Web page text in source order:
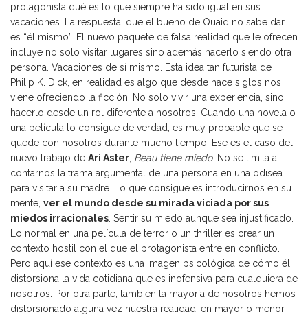
protagonista qué es lo que siempre ha sido igual en sus
vacaciones. La respuesta, que el bueno de Quaid no sabe dar,
es “él mismo”. El nuevo paquete de falsa realidad que le ofrecen
incluye no solo visitar lugares sino además hacerlo siendo otra
persona. Vacaciones de sí mismo. Esta idea tan futurista de
Philip K. Dick, en realidad es algo que desde hace siglos nos
viene ofreciendo la ficción. No solo vivir una experiencia, sino
hacerlo desde un rol diferente a nosotros. Cuando una novela o
una película lo consigue de verdad, es muy probable que se
quede con nosotros durante mucho tiempo. Ese es el caso del
nuevo trabajo de Ari Aster Beau tiene miedo. No se limita a
contarnos la trama argumental de una persona en una odisea
para visitar a su madre. Lo que consigue es introducirnos en su
mente, ver el mundo desde su mirada viciada por sus
miedos irracionales . Sentir su miedo aunque sea injustificado.
Lo normal en una película de terror o un thriller es crear un
contexto hostil con el que el protagonista entre en conflicto.
Pero aquí ese contexto es una imagen psicológica de cómo él
distorsiona la vida cotidiana que es inofensiva para cualquiera de
nosotros. Por otra parte, también la mayoría de nosotros hemos
distorsionado alguna vez nuestra realidad, en mayor o menor